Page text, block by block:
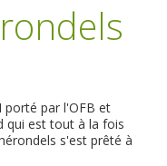
porté par l'OFB et
qui est tout à la fois
s'est prêté à